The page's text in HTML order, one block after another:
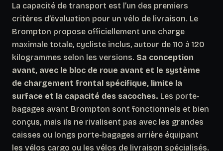
La capacité de transport est l’un des premiers
critères d’évaluation pour un vélo de livraison. Le
Brompton propose officiellement une charge
maximale totale, cycliste inclus, autour de 110 à 120
kilogrammes selon les versions. Sa conception
avant, avec le bloc de roue avant et le système
de chargement frontal spécifique, limite la
surface et la capacité des sacoches. Les porte-
bagages avant Brompton sont fonctionnels et bien
conçus, mais ils ne rivalisent pas avec les grandes
caisses ou longs porte-bagages arrière équipant
les vélos cargo ou les vélos de livraison spécialisés.